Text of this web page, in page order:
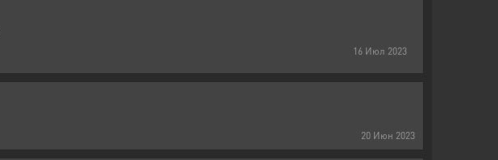
16 Июл 2023
20 Июн 2023